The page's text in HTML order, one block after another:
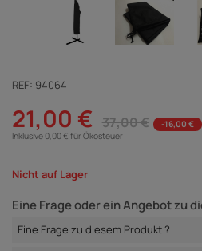
REF: 94064
21,00 € 37,00 €
-16,00 €
Inklusive 0,00 € für Ökosteuer
Nicht auf Lager
Eine Frage oder ein Angebot zu
Eine Frage zu diesem Produkt ?